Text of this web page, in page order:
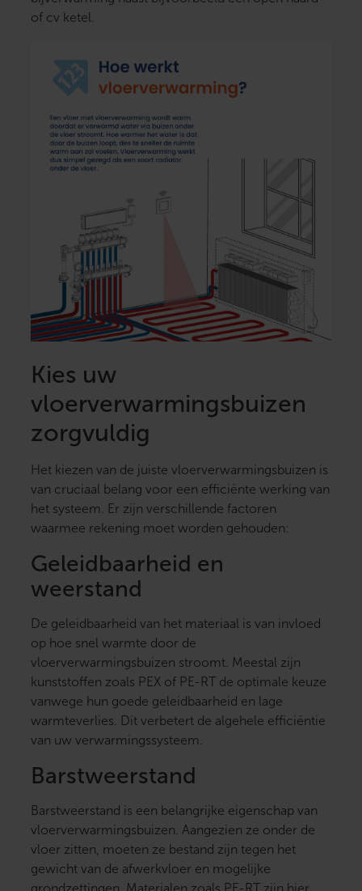
of cv ketel.
Kies uw
vloerverwarmingsbuizen
zorgvuldig
Het kiezen van de juiste vloerverwarmingsbuizen is
van cruciaal belang voor een efficiënte werking van
het systeem. Er zijn verschillende factoren
waarmee rekening moet worden gehouden:
Geleidbaarheid en
weerstand
De geleidbaarheid van het materiaal is van invloed
op hoe snel warmte door de
vloerverwarmingsbuizen stroomt. Meestal zijn
kunststoffen zoals PEX of PE-RT de optimale keuze
vanwege hun goede geleidbaarheid en lage
warmteverlies. Dit verbetert de algehele efficiëntie
van uw verwarmingssysteem.
Barstweerstand
Barstweerstand is een belangrijke eigenschap van
vloerverwarmingsbuizen. Aangezien ze onder de
vloer zitten, moeten ze bestand zijn tegen het
gewicht van de afwerkvloer en mogelijke